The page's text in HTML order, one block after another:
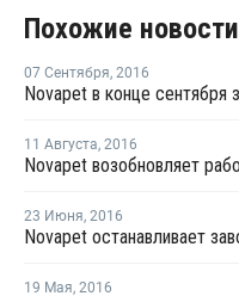
Похожие новости
07 Сентября, 2016
11 Августа, 2016
23 Июня, 2016
19 Мая, 2016